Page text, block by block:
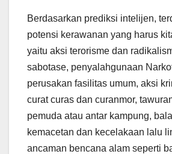
Berdasarkan prediksi intelijen,
potensi kerawanan yang harus
yaitu aksi terorisme dan
sabotase, penyalahgunaan
perusakan fasilitas umum, aksi
curat curas dan curanmor,
pemuda atau antar kampung,
kemacetan dan kecelakaan lalu
ancaman bencana alam seperti